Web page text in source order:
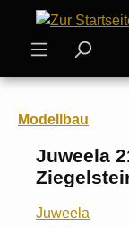
Zum Hauptinhalt
Modellbau
Juweela
Juweela